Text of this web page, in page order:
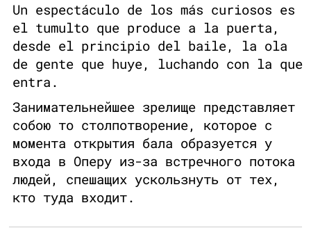
Un espectáculo de los más curiosos es
el tumulto que produce a la puerta,
desde el principio del baile, la ola
de gente que huye, luchando con la que
entra.
Занимательнейшее зрелище представляет
собою то столпотворение, которое с
момента открытия бала образуется у
входа в Оперу из-за встречного потока
людей, спешащих ускользнуть от тех,
кто туда входит.